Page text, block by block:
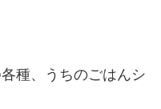
種、うちのごはんシ